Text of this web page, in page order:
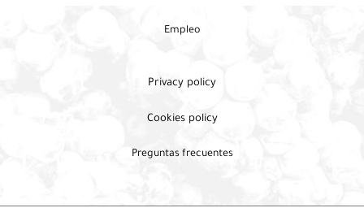
Empleo
Privacy policy
Cookies policy
Preguntas frecuentes